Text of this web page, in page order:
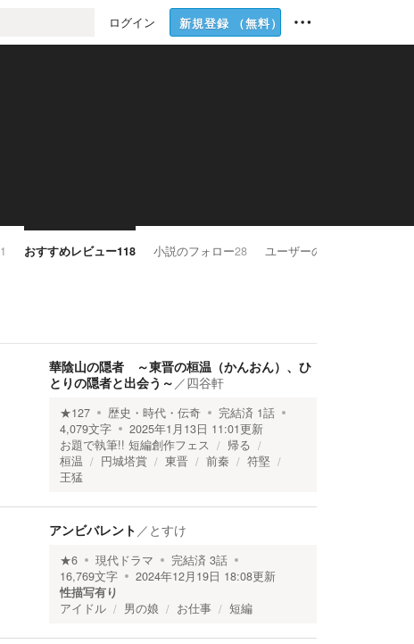
ログイン 新規登録 （無料）
1 おすすめレビュー118 小説のフォロー28 ユーザーのフォロー
華陰山の隠者 ～東晋の桓温（かんおん）、ひ
とりの隠者と出会う～ ／四谷軒
★127 歴史・時代・伝奇 完結済 1話
4,079文字 2025年1月13日 11:01更新
お題で執筆!! 短編創作フェス
帰る
桓温
円城塔賞 東晋 前秦
符堅
王猛
アンビバレント ／ とすけ
★6 現代ドラマ 完結済 3話
16,769文字 2024年12月19日 18:08更新
性描写有り
アイドル
男の娘 お仕事 短編